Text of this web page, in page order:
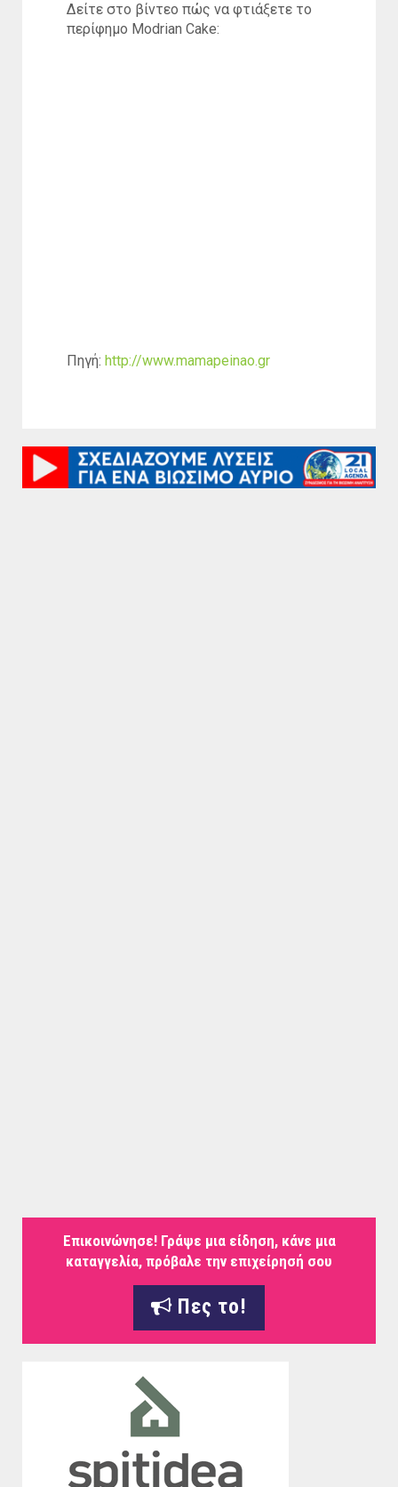
Δείτε στο βίντεο πώς να φτιάξετε το
περίφημο Modrian Cake:
Πηγή: http://www.mamapeinao.gr
Επικοινώνησε! Γράψε μια είδηση, κάνε μια
καταγγελία, πρόβαλε την επιχείρησή σου
Πες το!